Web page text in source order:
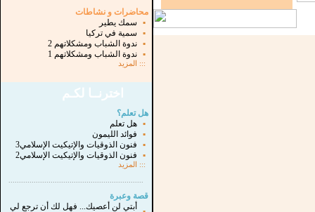
محاضرات و نشاطات
▪
سمك يطير
▪
سمية في تركيا
▪
ندوة الشباب ومشكلاتهم 2
▪
ندوة الشباب ومشكلاتهم 1
::: المزيد
اخترنــا لكـم
هل تعلم؟
▪
هل تعلم
▪
فوائد الليمون
▪
فنون الذوقيات والإتيكيت الإسلامي3
▪
فنون الذوقيات والإتيكيت الإسلامي2
:::
المزيد
قصة وعبرة
أبتي لن أعصيك... فهل لك أن ترجع لي